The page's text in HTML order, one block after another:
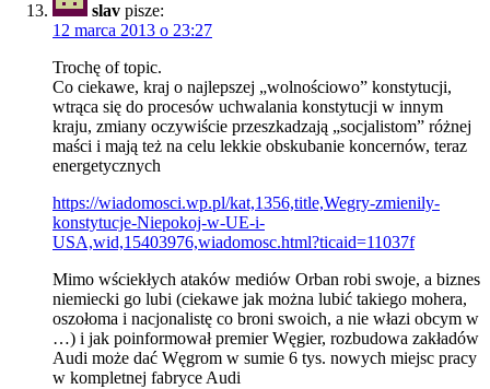
slav pisze:
12 marca 2013 o 23:27
Trochę of topic.
Co ciekawe, kraj o najlepszej „wolnościowo” konstytucji,
wtrąca się do procesów uchwalania konstytucji w innym
kraju, zmiany oczywiście przeszkadzają „socjalistom” różnej
maści i mają też na celu lekkie obskubanie koncernów, teraz
energetycznych
https://wiadomosci.wp.pl/kat,1356,title,Wegry-zmienily-
konstytucje-Niepokoj-w-UE-i-
USA,wid,15403976,wiadomosc.html?ticaid=11037f
Mimo wściekłych ataków mediów Orban robi swoje, a biznes
niemiecki go lubi (ciekawe jak można lubić takiego mohera,
oszołoma i nacjonalistę co broni swoich, a nie włazi obcym w
…) i jak poinformował premier Węgier, rozbudowa zakładów
Audi może dać Węgrom w sumie 6 tys. nowych miejsc pracy
w kompletnej fabryce Audi